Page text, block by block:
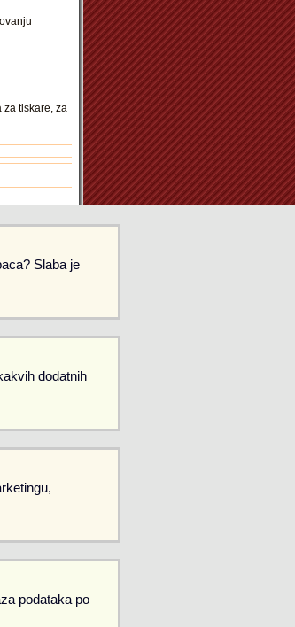
za tiskare, za
Slaba je
dodatnih
podataka po